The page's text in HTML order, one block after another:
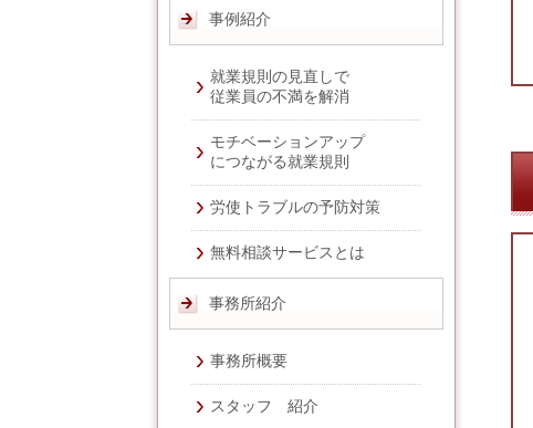
事例紹介
就業規則の見直しで
従業員の不満を解消
モチベーションアップ
につながる就業規則
労使トラブルの予防対策
無料相談サービスとは
事務所紹介
事務所概要
スタッフ 紹介